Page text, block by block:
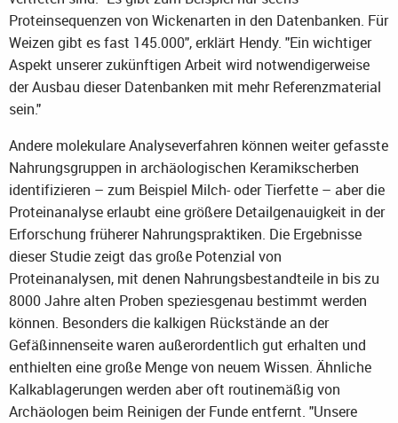
Proteinsequenzen von Wickenarten in den Datenbanken. Für
Weizen gibt es fast 145.000", erklärt Hendy. "Ein wichtiger
Aspekt unserer zukünftigen Arbeit wird notwendigerweise
der Ausbau dieser Datenbanken mit mehr Referenzmaterial
sein."
Andere molekulare Analyseverfahren können weiter gefasste
Nahrungsgruppen in archäologischen Keramikscherben
identifizieren – zum Beispiel Milch- oder Tierfette – aber die
Proteinanalyse erlaubt eine größere Detailgenauigkeit in der
Erforschung früherer Nahrungspraktiken. Die Ergebnisse
dieser Studie zeigt das große Potenzial von
Proteinanalysen, mit denen Nahrungsbestandteile in bis zu
8000 Jahre alten Proben speziesgenau bestimmt werden
können. Besonders die kalkigen Rückstände an der
Gefäßinnenseite waren außerordentlich gut erhalten und
enthielten eine große Menge von neuem Wissen. Ähnliche
Kalkablagerungen werden aber oft routinemäßig von
Archäologen beim Reinigen der Funde entfernt. "Unsere